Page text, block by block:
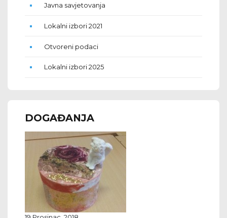
Javna savjetovanja
Lokalni izbori 2021
Otvoreni podaci
Lokalni izbori 2025
DOGAĐANJA